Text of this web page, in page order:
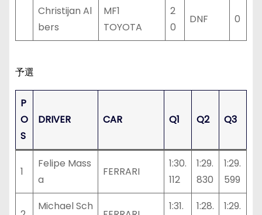
Christijan Al
bers
MF1
TOYOTA
2
0
DNF 0
予選
P
O
S
DRIVER CAR Q1 Q2 Q3
1
Felipe Mass
a
FERRARI
1:30.
112
1:29.
830
1:29.
599
Michael Sch 1:31. 1:28. 1:29.